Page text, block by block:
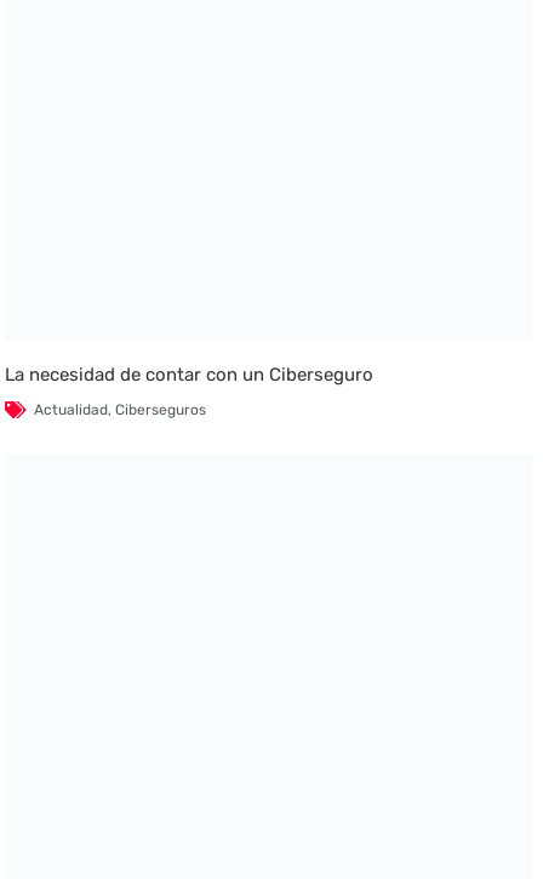
La necesidad de contar con un Ciberseguro
Actualidad,Ciberseguros